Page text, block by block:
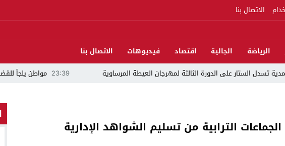
الاتصال بنا
الرياضة الجالية اقتصاد فيديوهات
الاتصال بنا
مواطن يلجأ للقضاء ويتهم الستار على الدورة الثالثة لمهرجان العيطة المرساوية
الترابية من تسليم الشواهد الإدارية